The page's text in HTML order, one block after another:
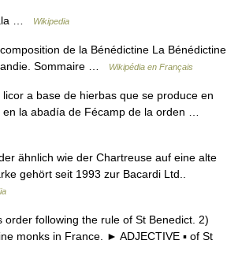
… Wikipedia
de la Bénédictine La Bénédictine
Sommaire …
Wikipédia en Français
a base de hierbas que se produce en
en la abadía de Fécamp de la orden …
ähnlich wie der Chartreuse auf eine alte
gehört seit 1993 zur Bacardi Ltd..
following the rule of St Benedict. 2)
monks in France. ► ADJECTIVE ▪ of St